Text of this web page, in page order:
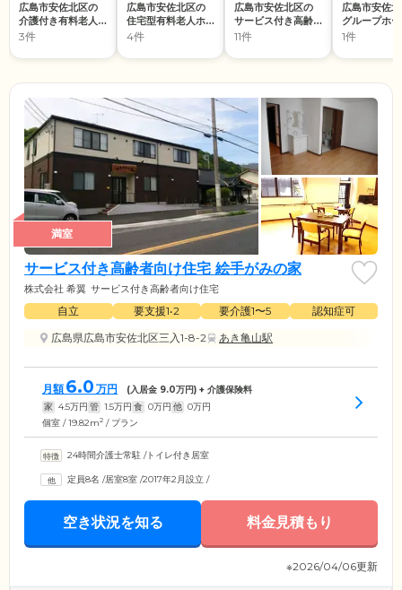
広島市安佐北区の
介護付き有料老人
ホーム
3件
広島市安佐北区の
住宅型有料老人ホ
ーム
4件
広島市安佐北区の
サービス付き高齢
者向け住宅
11件
広島市安佐
グループホ
1件
満室
サービス付き高齢者向け住宅 絵手がみの家
株式会社 希翼 サービス付き高齢者向け住宅
自立 要支援1•2 要介護1〜5
認知症可
広島県広島市安佐北区三入1-8-2
あき亀山駅
月額 6.0 万円 (入居金 9.0万円) + 介護保険料
家 4.5万円 管 1.5万円 食 0万円 他 0万円
個室 / 19.82m2 / プラン
24時間介護士常駐 /トイレ付き居室
定員8名 /居室8室 /2017年2月設立 /
空き状況を知る 料金見積もり
※2026/04/06更新